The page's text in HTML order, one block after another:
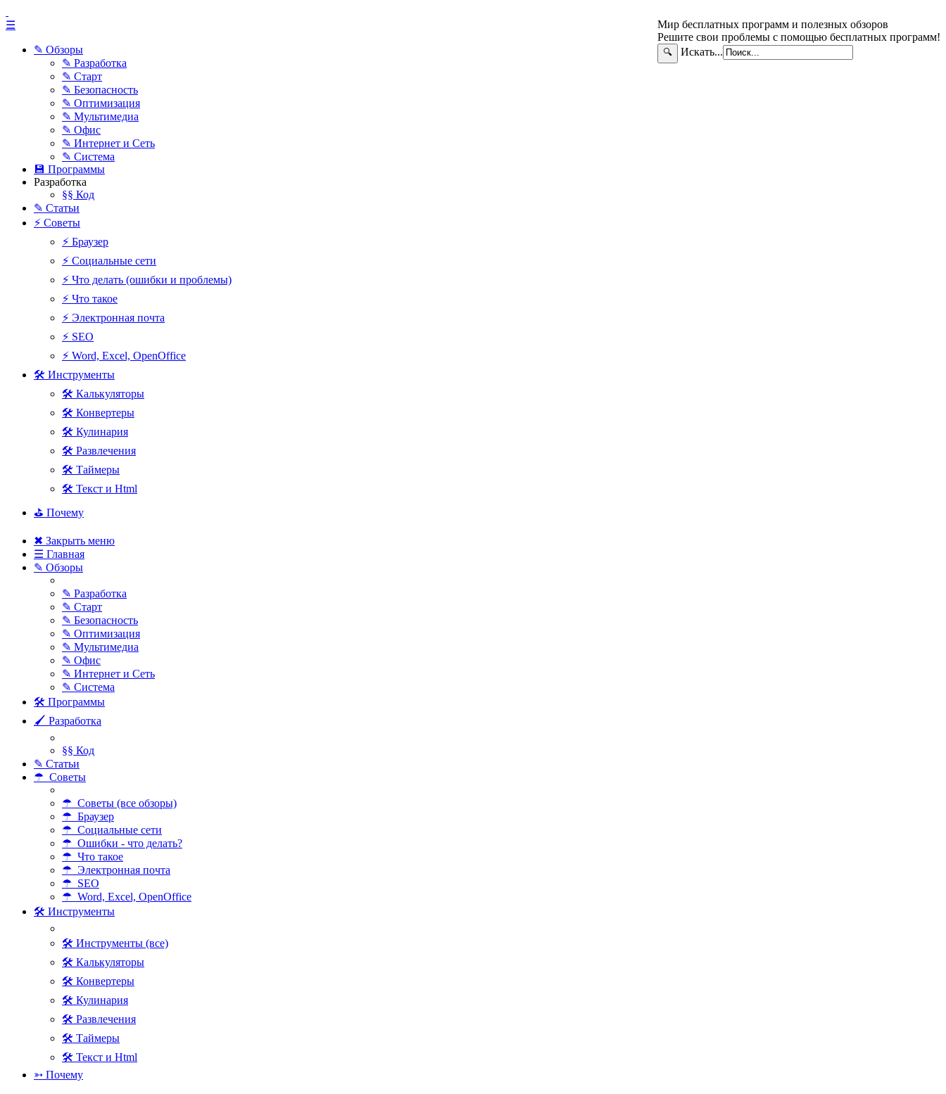
Мир бесплатных программ и полезных обзоров
Решите свои проблемы с помощью бесплатных программ!
🔍 Искать...
☰
✎ Обзоры
✎ Разработка
✎ Старт
✎ Безопасность
✎ Оптимизация
✎ Мультимедиа
✎ Офис
✎ Интернет и Сеть
✎ Система
💾 Программы
Разработка
§§ Код
✎ Статьи
⚡ Советы
⚡ Браузер
⚡ Социальные сети
⚡ Что делать (ошибки и проблемы)
⚡ Что такое
⚡ Электронная почта
⚡ SEO
⚡ Word, Excel, OpenOffice
🛠 Инструменты
🛠 Калькуляторы
🛠 Конвертеры
🛠 Кулинария
🛠 Развлечения
🛠 Таймеры
🛠 Текст и Html
⛳ Почему
✖ Закрыть меню
☰ Главная
✎ Обзоры
✎ Разработка
✎ Старт
✎ Безопасность
✎ Оптимизация
✎ Мультимедиа
✎ Офис
✎ Интернет и Сеть
✎ Система
🛠 Программы
🖌 Разработка
§§ Код
✎ Статьи
☂ Советы
☂ Советы (все обзоры)
☂ Браузер
☂ Социальные сети
☂ Ошибки - что делать?
☂ Что такое
☂ Электронная почта
☂ SEO
☂ Word, Excel, OpenOffice
🛠 Инструменты
🛠 Инструменты (все)
🛠 Калькуляторы
🛠 Конвертеры
🛠 Кулинария
🛠 Развлечения
🛠 Таймеры
🛠 Текст и Html
➳ Почему